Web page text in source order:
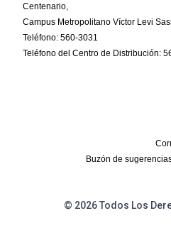
Centenario,
Campus Metropolitano Víctor Levi
Teléfono: 560-3031
Teléfono del Centro de Distribución:
Buzón de
© 2026 Todos Los